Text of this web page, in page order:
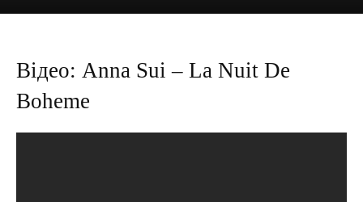
Відео: Anna Sui – La Nuit De
Boheme